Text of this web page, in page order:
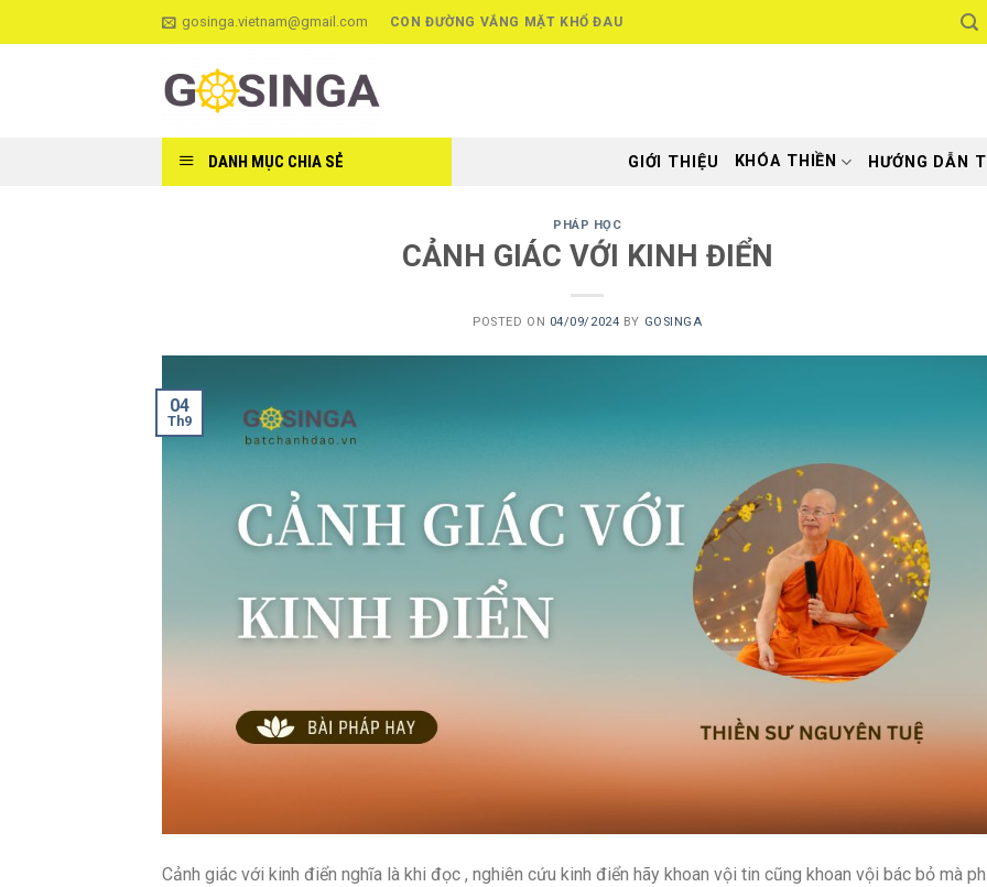
to
gosinga.vietnam@gmail.com CON ĐƯỜNG VẮNG MẶT KHỔ ĐAU
DANH MỤC CHIA SẺ GIỚI THIỆU KHÓA THIỀN HƯỚNG DẪN
PHÁP HỌC
CẢNH GIÁC VỚI KINH ĐIỂN
POSTED ON 04/09/2024 BY GOSINGA
04
Th9
Cảnh giác với kinh điển nghĩa là khi đọc , nghiên cứu kinh điển hãy khoan vội tin cũng khoan vội bác bỏ mà